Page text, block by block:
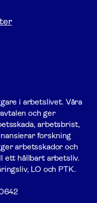
i arbetslivet. Våra
och ger
arbetsbrist,
forskning
arbets­skador och
ett hållbart arbetsliv.
LO och PTK.